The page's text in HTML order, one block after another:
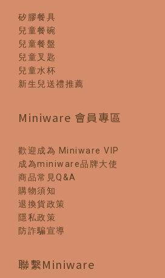
矽膠餐具
兒童餐碗
兒童餐盤
兒童叉匙
兒童水杯
新生兒送禮推薦
Miniware 會員專區
歡迎成為 Miniware VIP
成為miniware品牌大使
商品常見Q&A
購物須知
退換貨政策
隱私政策
防詐騙宣導
聯繫Miniware